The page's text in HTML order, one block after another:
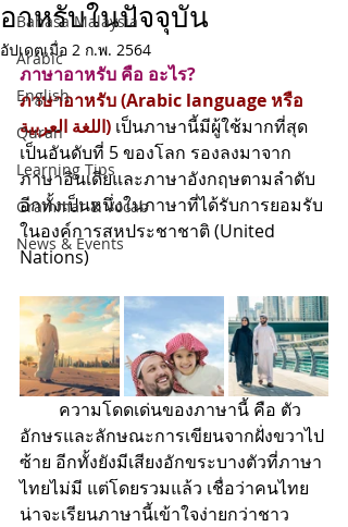
Bahasa Malaysia
Arabic
English
Quran
Learning Tips
Grammar & Vocab
News & Events
อาหรับในปัจจุบัน
อัปเดตเมื่อ 2 ก.พ. 2564
ภาษาอาหรับ คือ อะไร?
ภาษาอาหรับ (Arabic language หรือ
اللغة العربية) เป็นภาษานี้มีผู้ใช้มากที่สุด
เป็นอันดับที่ 5 ของโลก รองลงมาจาก
ภาษาอินเดียและภาษาอังกฤษตามลำดับ
อีกทั้งเป็นหนึ่งในภาษาที่ได้รับการยอมรับ
ในองค์การสหประชาชาติ (United
Nations)
         ความโดดเด่นของภาษานี้ คือ
ตัว
อักษรและลักษณะการเขียนจากฝั่งขวาไป
ซ้าย อีกทั้งยังมีเสียงอักขระบางตัวที่ภาษา
ไทยไม่มี แต่โดยรวมแล้ว เชื่อว่าคนไทย
น่าจะเรียนภาษานี้เข้าใจง่ายกว่าชาว